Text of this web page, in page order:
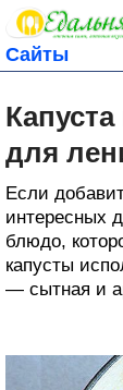
Сайты
для
Если
интересных
блюдо,
капусты
— сытная и